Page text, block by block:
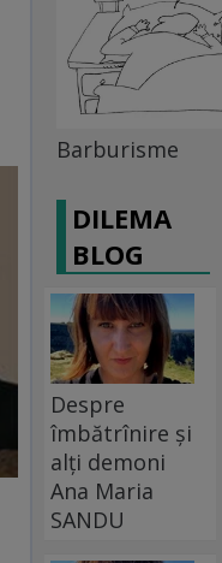
Barburisme
DILEMA
BLOG
Despre
îmbătrînire și
alți demoni
Ana Maria
SANDU